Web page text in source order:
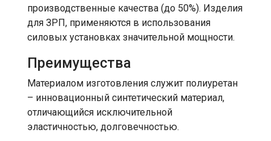
производственные качества (до 50%). Изделия
для ЗРП, применяются в использования
силовых установках значительной мощности.
Преимущества
Материалом изготовления служит полиуретан
– инновационный синтетический материал,
отличающийся исключительной
эластичностью, долговечностью.